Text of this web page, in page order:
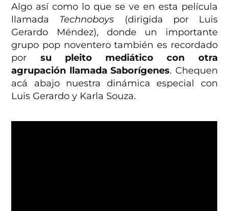
Algo así como lo que se ve en esta película
llamada Technoboys (dirigida por Luis
Gerardo Méndez), donde un importante
grupo pop noventero también es recordado
por su pleito mediático con otra
agrupación llamada Saborígenes. Chequen
acá abajo nuestra dinámica especial con
Luis Gerardo y Karla Souza.